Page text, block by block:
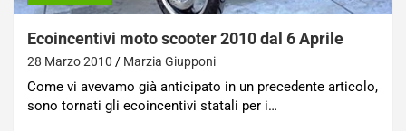
Ecoincentivi moto scooter 2010 dal 6 Aprile
28 Marzo 2010 Marzia Giupponi
Come vi avevamo già anticipato in un precedente articolo,
sono tornati gli ecoincentivi statali per i…